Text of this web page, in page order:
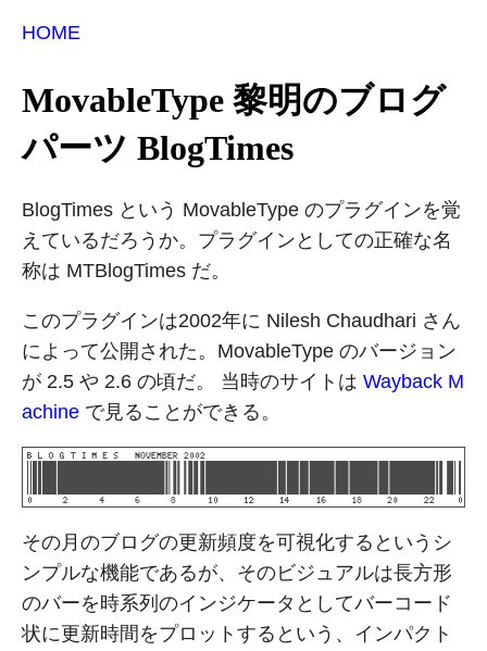
HOME
MovableType 黎明のブログ
パーツ BlogTimes
BlogTimes という MovableType のプラグインを覚
えているだろうか。プラグインとしての正確な名
称は MTBlogTimes だ。
このプラグインは2002年に Nilesh Chaudhari さん
によって公開された。MovableType のバージョン
が 2.5 や 2.6 の頃だ。 当時のサイトは Wayback M
achine で見ることができる。
その月のブログの更新頻度を可視化するというシ
ンプルな機能であるが、そのビジュアルは長方形
のバーを時系列のインジケータとしてバーコード
状に更新時間をプロットするという、インパクト